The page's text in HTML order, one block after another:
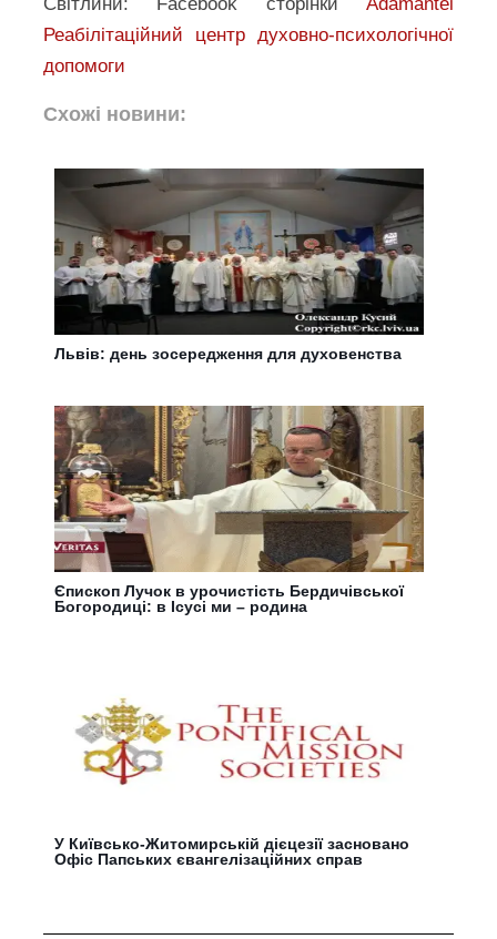
Світлини: Facebook сторінки Adamantei
Реабілітаційний центр духовно-психологічної
допомоги
Схожі новини:
Львів: день зосередження для духовенства
Єпископ Лучок в урочистість Бердичівської
Богородиці: в Ісусі ми – родина
У Київсько-Житомирській дієцезії засновано
Офіс Папських євангелізаційних справ